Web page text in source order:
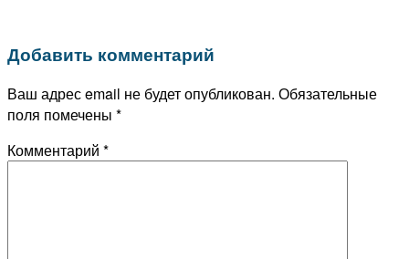
Добавить комментарий
Ваш адрес email не будет опубликован. Обязательные
поля помечены *
Комментарий *